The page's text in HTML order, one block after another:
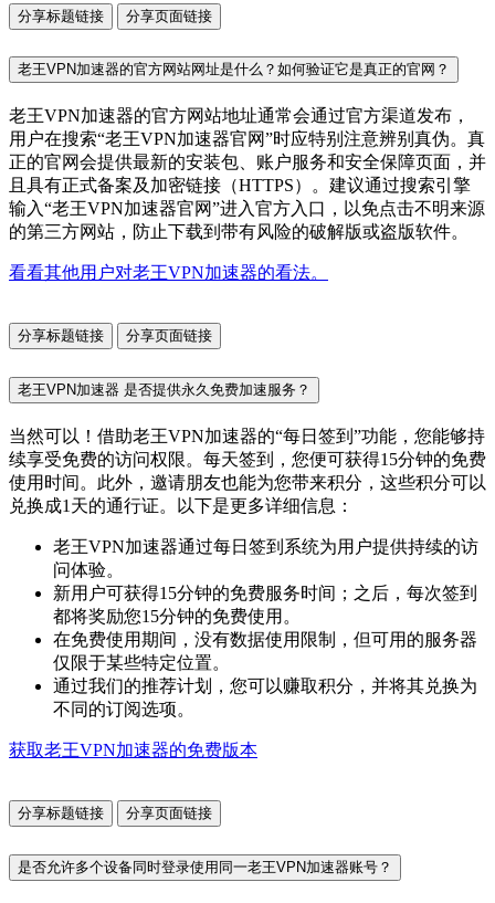
分享标题链接 分享页面链接
老王VPN加速器的官方网站网址是什么？如何验证它是真正的官网？
老王VPN加速器的官方网站地址通常会通过官方渠道发布，
用户在搜索“老王VPN加速器官网”时应特别注意辨别真伪。真
正的官网会提供最新的安装包、账户服务和安全保障页面，并
且具有正式备案及加密链接（HTTPS）。建议通过搜索引擎
输入“老王VPN加速器官网”进入官方入口，以免点击不明来源
的第三方网站，防止下载到带有风险的破解版或盗版软件。
看看其他用户对老王VPN加速器的看法。
分享标题链接 分享页面链接
老王VPN加速器 是否提供永久免费加速服务？
当然可以！借助老王VPN加速器的“每日签到”功能，您能够持
续享受免费的访问权限。每天签到，您便可获得15分钟的免费
使用时间。此外，邀请朋友也能为您带来积分，这些积分可以
兑换成1天的通行证。以下是更多详细信息：
老王VPN加速器通过每日签到系统为用户提供持续的访
问体验。
新用户可获得15分钟的免费服务时间；之后，每次签到
都将奖励您15分钟的免费使用。
在免费使用期间，没有数据使用限制，但可用的服务器
仅限于某些特定位置。
通过我们的推荐计划，您可以赚取积分，并将其兑换为
不同的订阅选项。
获取老王VPN加速器的免费版本
分享标题链接 分享页面链接
是否允许多个设备同时登录使用同一老王VPN加速器账号？